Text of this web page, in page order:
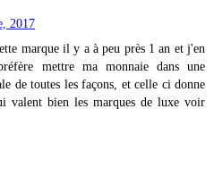
2017
marque il y a à peu près 1 an et j'en
mettre ma monnaie dans une
de toutes les façons, et celle ci donne
valent bien les marques de luxe voir